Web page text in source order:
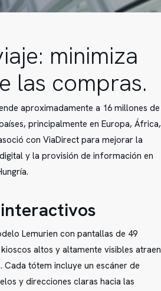
minimiza
las compras.
aproximadamente a 16 millones de
principalmente en Europa, África,
con ViaDirect para mejorar la
y la provisión de información en
Lemurien con pantallas de 49
altos y altamente visibles atraen
tótem incluye un escáner de
y direcciones claras hacia las